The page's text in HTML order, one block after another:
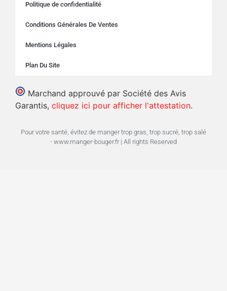
Politique de confidentialité
Conditions Générales De Ventes
Mentions Légales
Plan Du Site
Marchand approuvé par Société des Avis
Garantis, cliquez ici pour afficher l'attestation.
Pour votre santé, évitez de manger trop gras, trop sucré, trop salé
- www.manger-bouger.fr | All rights Reserved